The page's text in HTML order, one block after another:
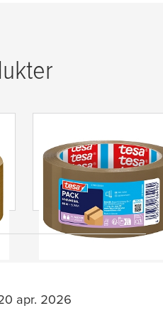
tesapack®
UNIVERSAL
apr. 2026